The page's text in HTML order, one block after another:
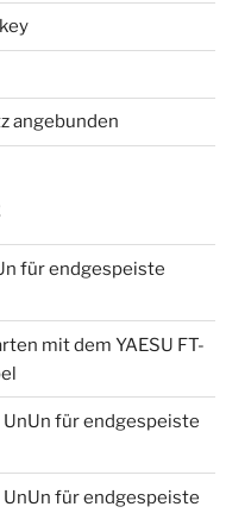
angebunden
für endgespeiste
mit dem YAESU FT-
UnUn für endgespeiste
UnUn für endgespeiste